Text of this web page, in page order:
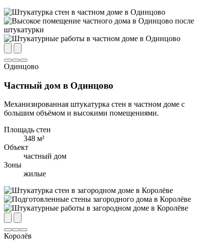
Одинцово
Частный дом в Одинцово
Механизированная штукатурка стен в частном доме с
большим объёмом и высокими помещениями.
Площадь стен
348 м²
Объект
частный дом
Зоны
жилые
Королёв